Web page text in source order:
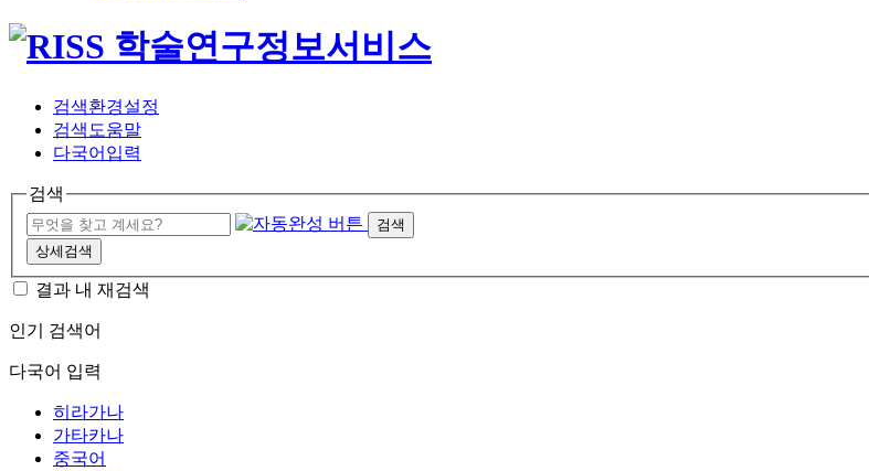
검색환경설정
검색도움말
다국어입력
검색
검색
상세검색
결과 내 재검색
인기 검색어
다국어 입력
히라가나
가타카나
중국어